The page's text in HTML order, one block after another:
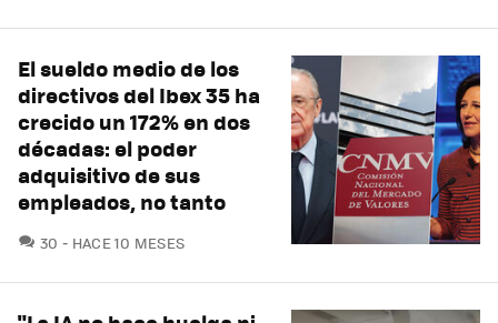
El sueldo medio de los
directivos del Ibex 35 ha
crecido un 172% en dos
décadas: el poder
adquisitivo de sus
empleados, no tanto
30 COMENTARIOS
HACE 10 MESES